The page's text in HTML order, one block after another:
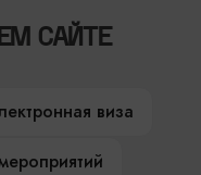
САЙТЕ
виза